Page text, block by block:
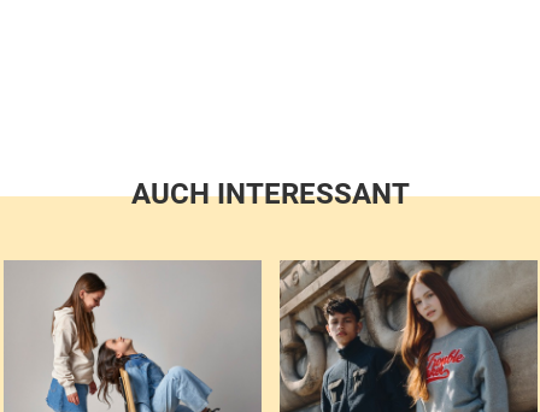
AUCH INTERESSANT